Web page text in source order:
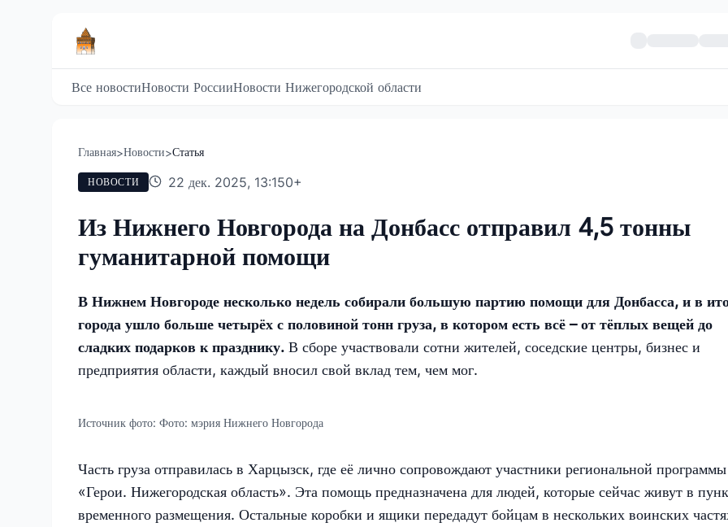
Все новостиНовости РоссииНовости Нижегородской области
Главная>Новости>Статья
НОВОСТИ 22 дек. 2025, 13:150+
Из Нижнего Новгорода на Донбасс отправил 4,5 тонны
гуманитарной помощи
В Нижнем Новгороде несколько недель собирали большую партию помощи для Донбасса, и в
города ушло больше четырёх с половиной тонн груза, в котором есть всё – от тёплых вещей до
сладких подарков к празднику. В сборе участвовали сотни жителей, соседские центры, бизнес и
предприятия области, каждый вносил свой вклад тем, чем мог.
Источник фото: Фото: мэрия Нижнего Новгорода
Часть груза отправилась в Харцызск, где её лично сопровождают участники региональной программы
«Герои. Нижегородская область». Эта помощь предназначена для людей, которые сейчас живут в
временного размещения. Остальные коробки и ящики передадут бойцам в нескольких воинских